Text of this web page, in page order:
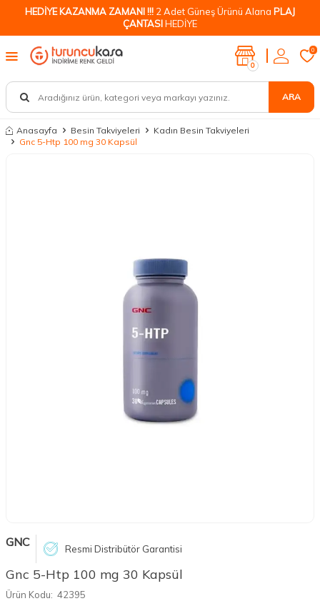
HEDİYE KAZANMA ZAMANI !!! 2 Adet Güneş Ürünü Alana PLAJ
ÇANTASIHEDİYE
ARA
0
0
Anasayfa Besin Takviyeleri
Kadın Besin Takviyeleri
Gnc 5-Htp 100 mg 30 Kapsül
GNC Resmi Distribütör Garantisi
Gnc 5-Htp 100 mg 30 Kapsül
Ürün Kodu: 42395